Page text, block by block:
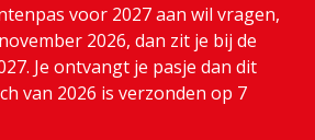
voor 2027 aan wil vragen,
2026, dan zit je bij de
Je ontvangt je pasje dan dit
van 2026 is verzonden op 7